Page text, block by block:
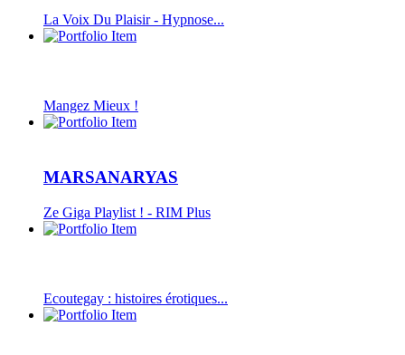
La Voix Du Plaisir - Hypnose...
Mangez Mieux !
MARSANARYAS
Ze Giga Playlist ! - RIM Plus
Ecoutegay : histoires érotiques...